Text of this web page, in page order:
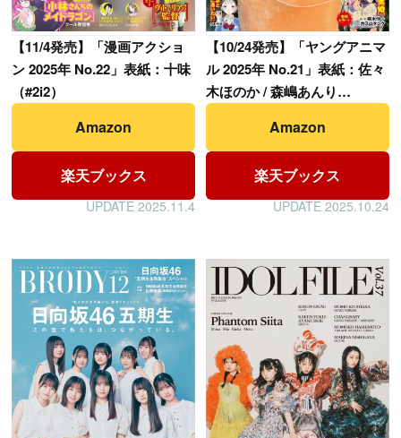
【11/4発売】「漫画アクショ
ン 2025年 No.22」表紙：十味
（#2i2）
Amazon
楽天ブックス
UPDATE 2025.11.4
【10/24発売】「ヤングアニマ
ル 2025年 No.21」表紙：佐々
木ほのか / 森嶋あんり
（#2i2）
Amazon
楽天ブックス
UPDATE 2025.10.24